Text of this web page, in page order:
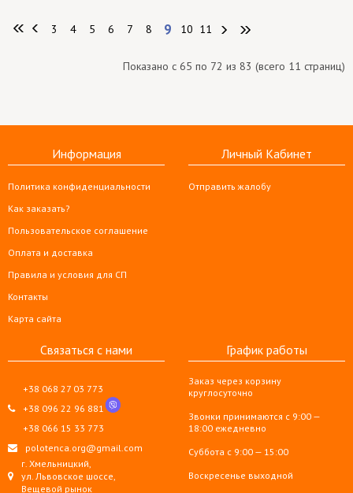
3 4 5 6 7 8 9 10 11
Показано с 65 по 72 из 83 (всего 11 страниц)
Информация
Политика конфиденциальности
Как заказать?
Пользовательское соглашение
Оплата и доставка
Правила и условия для СП
Контакты
Карта сайта
Личный Кабинет
Отправить жалобу
Связаться с нами
+38 068 27 03 773
+38 096 22 96 881
+38 066 15 33 773
polotenca.org@gmail.com
г. Хмельницкий,
ул. Львовское шоссе,
Вещевой рынок
График работы
Заказ через корзину
круглосуточно
Звонки принимаются с 9:00 —
18:00 ежедневно
Суббота с 9:00 — 15:00
Воскресенье выходной